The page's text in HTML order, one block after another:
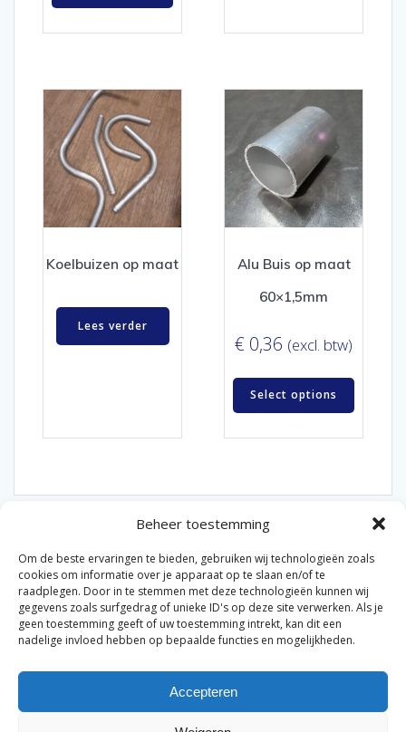
Beheer toestemming
Om de beste ervaringen te bieden, gebruiken wij technologieën zoals
cookies om informatie over je apparaat op te slaan en/of te
raadplegen. Door in te stemmen met deze technologieën kunnen wij
gegevens zoals surfgedrag of unieke ID's op deze site verwerken. Als je
geen toestemming geeft of uw toestemming intrekt, kan dit een
nadelige invloed hebben op bepaalde functies en mogelijkheden.
Accepteren
Koelbuizen op maat
Lees verder
Alu Buis op maat
60×1,5mm
€ 0,36 (excl. btw)
Select options
© 2026 Van der Bel Las en Radiateurenbedrijf.
Privacyverklaring|Cookiebeleid|Retourbeleid|
Algemene voorwaarden voor consumenten
algemene voorwaarden
Disclaimer